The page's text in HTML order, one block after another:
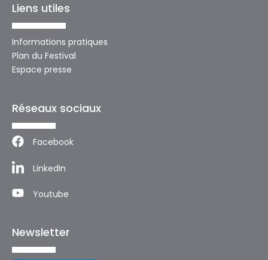
Liens utiles
Informations pratiques
Plan du Festival
Espace presse
Réseaux sociaux
Facebook
LinkedIn
Youtube
Newsletter